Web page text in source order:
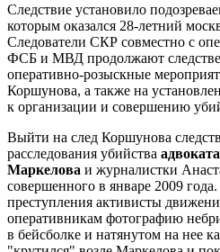
Следствие установило
которым оказался 28-летний
Следователи СКР совместно с
ФСБ и МВД продолжают
оперативно-розыскные
Коршунова, а также на
к организации и совершению
Выйти на след Коршунова
расследования убийства
Маркелова и журналистки
совершенного в январе 2009
преступления активисты
оперативникам фотографию
в бейсболке и натянутом на нее